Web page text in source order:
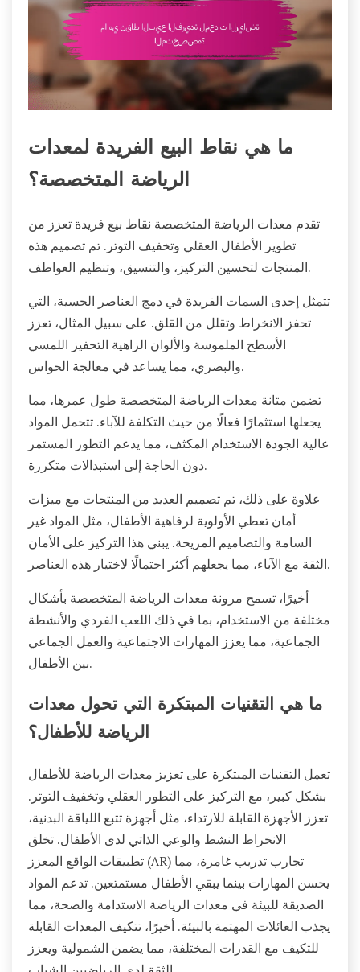
ما هي نقاط البيع الفريدة لمعدات
الرياضة المتخصصة؟
تقدم معدات الرياضة المتخصصة نقاط بيع فريدة تعزز من
تطوير الأطفال العقلي وتخفيف التوتر. تم تصميم هذه
المنتجات لتحسين التركيز، والتنسيق، وتنظيم العواطف.
تتمثل إحدى السمات الفريدة في دمج العناصر الحسية، التي
تحفز الانخراط وتقلل من القلق. على سبيل المثال، تعزز
الأسطح الملموسة والألوان الزاهية التحفيز اللمسي
والبصري، مما يساعد في معالجة الحواس.
تضمن متانة معدات الرياضة المتخصصة طول عمرها، مما
يجعلها استثمارًا فعالًا من حيث التكلفة للآباء. تتحمل المواد
عالية الجودة الاستخدام المكثف، مما يدعم التطور المستمر
دون الحاجة إلى استبدالات متكررة.
علاوة على ذلك، تم تصميم العديد من المنتجات مع ميزات
أمان تعطي الأولوية لرفاهية الأطفال، مثل المواد غير
السامة والتصاميم المريحة. يبني هذا التركيز على الأمان
الثقة مع الآباء، مما يجعلهم أكثر احتمالًا لاختيار هذه العناصر.
أخيرًا، تسمح مرونة معدات الرياضة المتخصصة بأشكال
مختلفة من الاستخدام، بما في ذلك اللعب الفردي والأنشطة
الجماعية، مما يعزز المهارات الاجتماعية والعمل الجماعي
بين الأطفال.
ما هي التقنيات المبتكرة التي تحول معدات
الرياضة للأطفال؟
تعمل التقنيات المبتكرة على تعزيز معدات الرياضة للأطفال
بشكل كبير، مع التركيز على التطور العقلي وتخفيف التوتر.
تعزز الأجهزة القابلة للارتداء، مثل أجهزة تتبع اللياقة البدنية،
الانخراط النشط والوعي الذاتي لدى الأطفال. تخلق
تطبيقات الواقع المعزز (AR) تجارب تدريب غامرة، مما
يحسن المهارات بينما يبقي الأطفال مستمتعين. تدعم المواد
الصديقة للبيئة في معدات الرياضة الاستدامة والصحة، مما
يجذب العائلات المهتمة بالبيئة. أخيرًا، تتكيف المعدات القابلة
للتكيف مع القدرات المختلفة، مما يضمن الشمولية ويعزز